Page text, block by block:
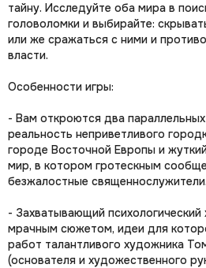
тайну. Исследуйте оба мира в
головоломки и выбирайте:
или же сражаться с ними и
власти.
Особенности игры:
- Вам откроются два
реальность неприветливого
городе Восточной Европы и
мир, в котором гротескным
безжалостные священнослужители.
- Захватывающий
мрачным сюжетом, идеи для
работ талантливого художника
(основателя и художественного